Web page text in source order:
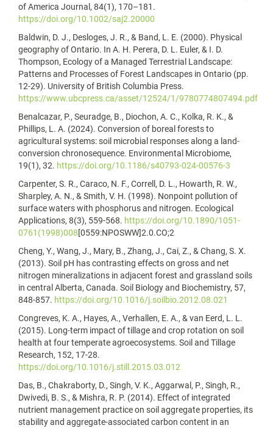
of America Journal, 84(1), 170–181.
https://doi.org/10.1002/saj2.20000
Baldwin, D. J., Desloges, J. R., & Band, L. E. (2000). Physical
geography of Ontario. In A. H. Perera, D. L. Euler, & I. D.
Thompson, Ecology of a Managed Terrestrial Landscape:
Patterns and Processes of Forest Landscapes in Ontario (pp.
12-29). University of British Columbia Press.
https://www.ubcpress.ca/asset/12524/1/9780774807494.pdf
Benalcazar, P., Seuradge, B., Diochon, A. C., Kolka, R. K., &
Phillips, L. A. (2024). Conversion of boreal forests to
agricultural systems: soil microbial responses along a land-
conversion chronosequence. Environmental Microbiome,
19(1), 32. https://doi.org/10.1186/s40793-024-00576-3
Carpenter, S. R., Caraco, N. F., Correll, D. L., Howarth, R. W.,
Sharpley, A. N., & Smith, V. H. (1998). Nonpoint pollution of
surface waters with phosphorus and nitrogen. Ecological
Applications, 8(3), 559-568. https://doi.org/10.1890/1051-
0761(1998)008[0559:NPOSWW]2.0.CO;2
Cheng, Y., Wang, J., Mary, B., Zhang, J., Cai, Z., & Chang, S. X.
(2013). Soil pH has contrasting effects on gross and net
nitrogen mineralizations in adjacent forest and grassland soils
in central Alberta, Canada. Soil Biology and Biochemistry, 57,
848-857. https://doi.org/10.1016/j.soilbio.2012.08.021
Congreves, K. A., Hayes, A., Verhallen, E. A., & van Eerd, L. L.
(2015). Long-term impact of tillage and crop rotation on soil
health at four temperate agroecosystems. Soil and Tillage
Research, 152, 17-28.
https://doi.org/10.1016/j.still.2015.03.012
Das, B., Chakraborty, D., Singh, V. K., Aggarwal, P., Singh, R.,
Dwivedi, B. S., & Mishra, R. P. (2014). Effect of integrated
nutrient management practice on soil aggregate properties, its
stability and aggregate-associated carbon content in an